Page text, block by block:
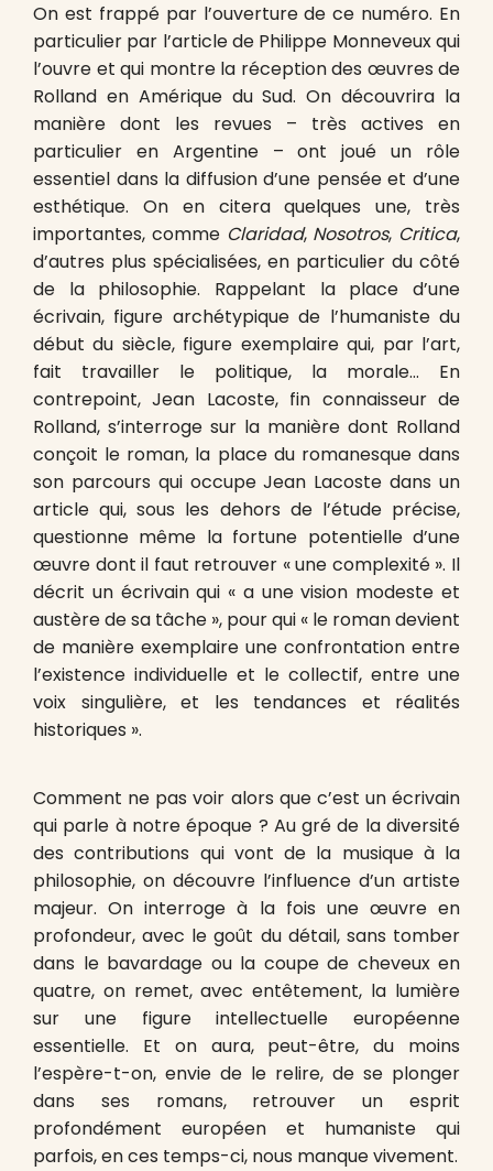
On est frappé par l’ouverture de ce numéro. En
particulier par l’article de Philippe Monneveux qui
l’ouvre et qui montre la réception des œuvres de
Rolland en Amérique du Sud. On découvrira la
manière dont les revues – très actives en
particulier en Argentine – ont joué un rôle
essentiel dans la diffusion d’une pensée et d’une
esthétique. On en citera quelques une, très
importantes, comme Claridad, Nosotros, Critica,
d’autres plus spécialisées, en particulier du côté
de la philosophie. Rappelant la place d’une
écrivain, figure archétypique de l’humaniste du
début du siècle, figure exemplaire qui, par l’art,
fait travailler le politique, la morale… En
contrepoint, Jean Lacoste, fin connaisseur de
Rolland, s’interroge sur la manière dont Rolland
conçoit le roman, la place du romanesque dans
son parcours qui occupe Jean Lacoste dans un
article qui, sous les dehors de l’étude précise,
questionne même la fortune potentielle d’une
œuvre dont il faut retrouver « une complexité ». Il
décrit un écrivain qui « a une vision modeste et
austère de sa tâche », pour qui « le roman devient
de manière exemplaire une confrontation entre
l’existence individuelle et le collectif, entre une
voix singulière, et les tendances et réalités
historiques ».
Comment ne pas voir alors que c’est un écrivain
qui parle à notre époque ? Au gré de la diversité
des contributions qui vont de la musique à la
philosophie, on découvre l’influence d’un artiste
majeur. On interroge à la fois une œuvre en
profondeur, avec le goût du détail, sans tomber
dans le bavardage ou la coupe de cheveux en
quatre, on remet, avec entêtement, la lumière
sur une figure intellectuelle européenne
essentielle. Et on aura, peut-être, du moins
l’espère-t-on, envie de le relire, de se plonger
dans ses romans, retrouver un esprit
profondément européen et humaniste qui
parfois, en ces temps-ci, nous manque vivement.